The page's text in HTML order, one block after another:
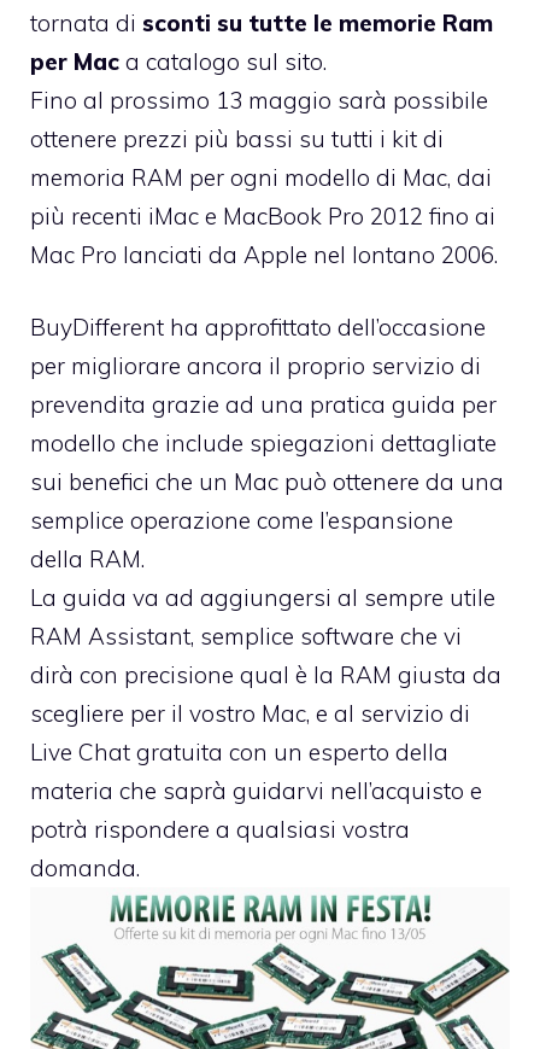
tornata di sconti su tutte le memorie Ram
per Mac a catalogo sul sito.
Fino al prossimo 13 maggio sarà possibile
ottenere prezzi più bassi su tutti i kit di
memoria RAM per ogni modello di Mac, dai
più recenti iMac e MacBook Pro 2012 fino ai
Mac Pro lanciati da Apple nel lontano 2006.
BuyDifferent ha approfittato dell’occasione
per migliorare ancora il proprio servizio di
prevendita grazie ad una pratica guida per
modello che include spiegazioni dettagliate
sui benefici che un Mac può ottenere da una
semplice operazione come l’espansione
della RAM.
La guida va ad aggiungersi al sempre utile
RAM Assistant, semplice software che vi
dirà con precisione qual è la RAM giusta da
scegliere per il vostro Mac, e al servizio di
Live Chat gratuita con un esperto della
materia che saprà guidarvi nell’acquisto e
potrà rispondere a qualsiasi vostra
domanda.